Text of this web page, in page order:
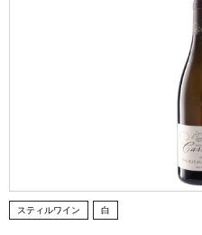
スティルワイン 白